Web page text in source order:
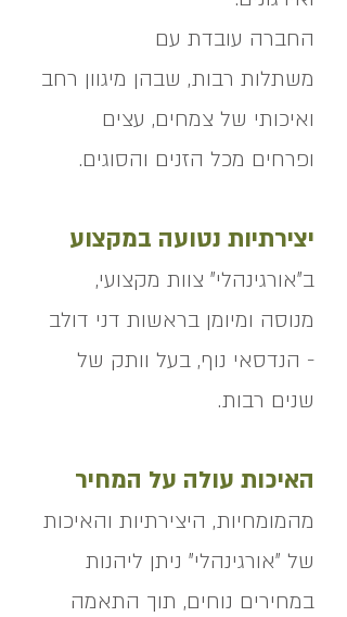
החברה עובדת עם
משתלות רבות, שבהן מיגוון רחב
ואיכותי של צמחים, עצים
ופרחים מכל הזנים והסוגים.
יצירתיות נטועה במקצוע
ב"אורגינהלי" צוות מקצועי,
מנוסה ומיומן בראשות דני דולב
- הנדסאי נוף, בעל וותק של
שנים רבות.
האיכות עולה על המחיר
מהמומחיות, היצירתיות והאיכות
של "אורגינהלי" ניתן ליהנות
במחירים נוחים, תוך התאמה